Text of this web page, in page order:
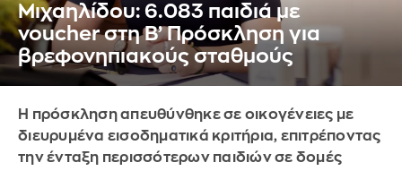
Μιχαηλίδου: 6.083 παιδιά με
voucher στη Β’ Πρόσκληση για
βρεφονηπιακούς σταθμούς
Η πρόσκληση απευθύνθηκε σε οικογένειες με
διευρυμένα εισοδηματικά κριτήρια, επιτρέποντας
την ένταξη περισσότερων παιδιών σε δομές